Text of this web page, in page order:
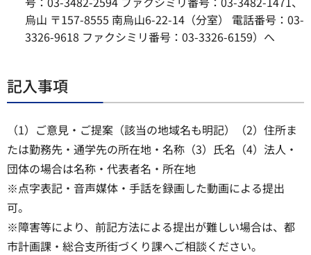
烏山 〒157-8555 南烏山6-22-14（分室） 電話番号：03-
3326-9618 ファクシミリ番号：03-3326-6159）へ
記入事項
（1）ご意見・ご提案（該当の地域名も明記）（2）住所ま
たは勤務先・通学先の所在地・名称（3）氏名（4）法人・
団体の場合は名称・代表者名・所在地
※点字表記・音声媒体・手話を録画した動画による提出
可。
※障害等により、前記方法による提出が難しい場合は、都
市計画課・総合支所街づくり課へご相談ください。